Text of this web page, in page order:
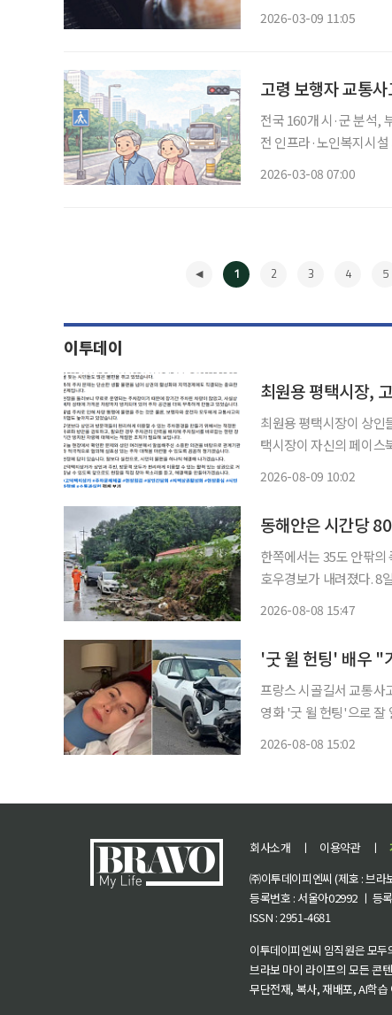
2026-03-09 11:05
고령 보행자 교통
전국 160개 시·군 분석,
전 인프라·노인복지시설 체계로 위험도
2026-03-08 07:00
1 2 3 4 5
이투데이
최원용 평택시장,
최원용 평택시장이 상인들
택시장이 자신의 페이스
2026-08-09 10:02
동해안은 시간당
한쪽에서는 35도 안팎
호우경보가 내려졌다. 8
2026-08-08 15:47
'굿 윌 헌팅' 배우 "
프랑스 시골길서 교통
영화 '굿 윌 헌팅'으로
2026-08-08 15:02
회사소개 ㅣ 이용약관 ㅣ
㈜이투데이피엔씨 (제호 : 브
등록번호 : 서울아02992 ㅣ 등
ISSN : 2951-4681
이투데이피엔씨 임직원은 모두
브라보 마이 라이프의 모든 콘
무단전재, 복사, 재배포, AI학